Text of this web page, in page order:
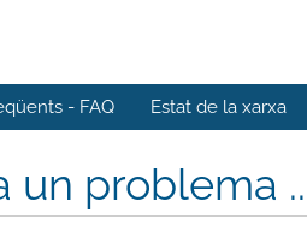
- FAQ Estat de la xarxa
un problema